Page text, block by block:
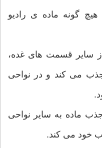
گونه ماده ی رادیو
سایر قسمت های غده،
جذب می کند و در نواحی
ماده به سایر نواحی
خود می کند.